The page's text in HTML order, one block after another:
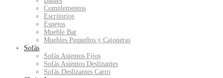
Complementos
Escritorios
Espejos
Mueble Bar
Muebles Pequeños y Cajoneras
Sofás
Sofás Asientos Fijos
Sofás Asientos Deslizantes
Sofás Deslizantes Carro